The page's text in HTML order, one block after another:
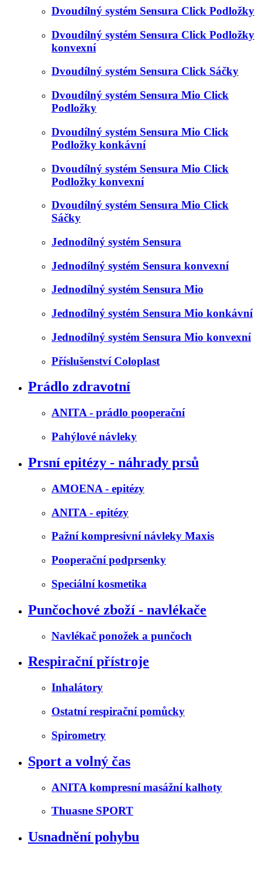
Dvoudílný systém Sensura Click Podložky
Dvoudílný systém Sensura Click Podložky
konvexní
Dvoudílný systém Sensura Click Sáčky
Dvoudílný systém Sensura Mio Click
Podložky
Dvoudílný systém Sensura Mio Click
Podložky konkávní
Dvoudílný systém Sensura Mio Click
Podložky konvexní
Dvoudílný systém Sensura Mio Click
Sáčky
Jednodílný systém Sensura
Jednodílný systém Sensura konvexní
Jednodílný systém Sensura Mio
Jednodílný systém Sensura Mio konkávní
Jednodílný systém Sensura Mio konvexní
Příslušenství Coloplast
Prádlo zdravotní
ANITA - prádlo pooperační
Pahýlové návleky
Prsní epitézy - náhrady prsů
AMOENA - epitézy
ANITA - epitézy
Pažní kompresivní návleky Maxis
Pooperační podprsenky
Speciální kosmetika
Punčochové zboží - navlékače
Navlékač ponožek a punčoch
Respirační přístroje
Inhalátory
Ostatní respirační pomůcky
Spirometry
Sport a volný čas
ANITA kompresní masážní kalhoty
Thuasne SPORT
Usnadnění pohybu